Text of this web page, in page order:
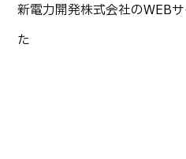
新電力開発株式会社のWEB
た